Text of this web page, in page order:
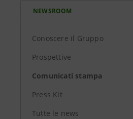
NEWSROOM
Conoscere il Gruppo
Prospettive
Comunicati stampa
Press Kit
Tutte le news